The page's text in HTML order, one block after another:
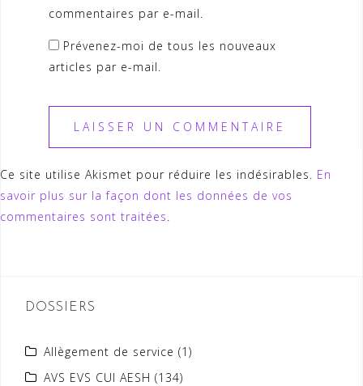
commentaires par e-mail.
Prévenez-moi de tous les nouveaux
articles par e-mail.
Ce site utilise Akismet pour réduire les indésirables. En
savoir plus sur la façon dont les données de vos
commentaires sont traitées.
DOSSIERS
Allègement de service (1)
AVS EVS CUI AESH (134)